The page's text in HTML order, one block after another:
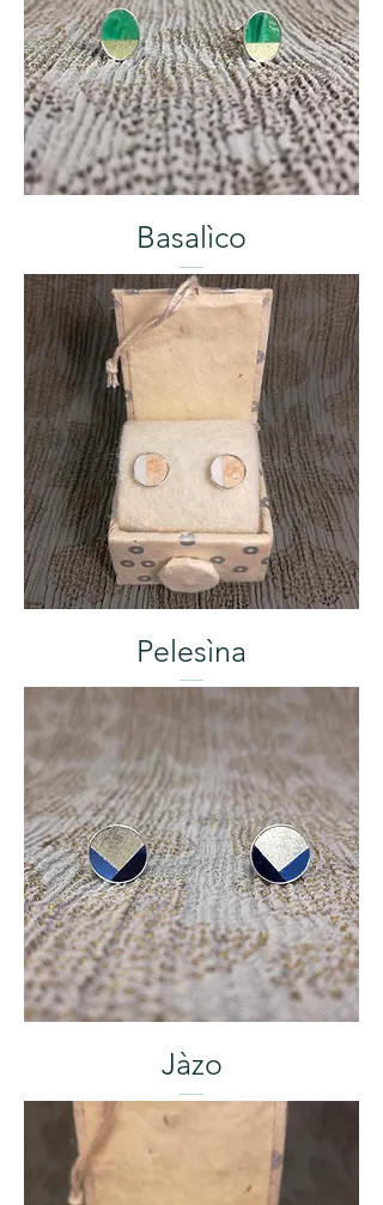
Basalìco
Pelesìna
Jàzo